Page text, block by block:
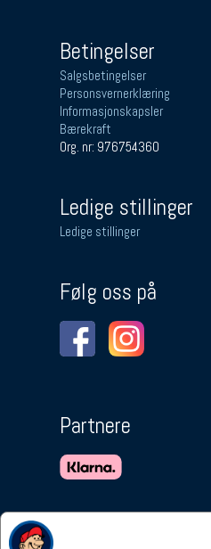
Betingelser
Salgsbetingelser
Personsvernerklæring
Informasjonskapsler
Bærekraft
Org. nr: 976754360
Ledige stillinger
Ledige stillinger
Følg oss på
Partnere